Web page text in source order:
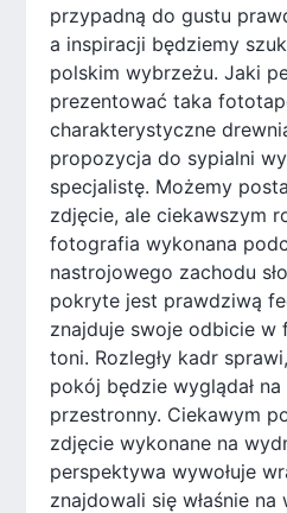
przypadną do gustu
a inspiracji będziemy
polskim wybrzeżu. Jaki
prezentować taka
charakterystyczne
propozycja do sypialni
specjalistę. Możemy
zdjęcie, ale ciekawszym
fotografia wykonana
nastrojowego zachodu
pokryte jest prawdziwą
znajduje swoje odbicie w
toni. Rozległy kadr
pokój będzie wyglądał
przestronny. Ciekawym
zdjęcie wykonane na
perspektywa wywołuje
znajdowali się właśnie